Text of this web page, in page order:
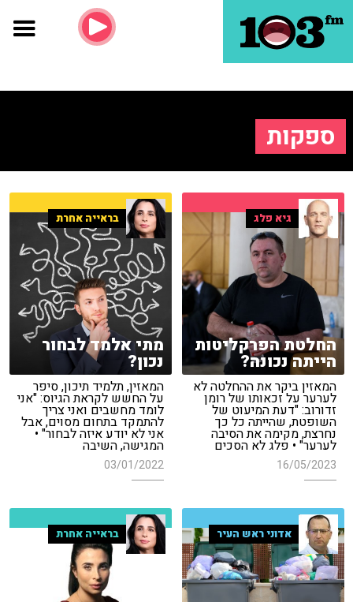
ספקות
גיא פלג
החלטת הפרקליטות
הייתה נכונה?
המאזין ביקר את ההחלטה לא
לערער על זכאותו של רומן
זדורוב: "דעת המיעוט של
השופטת, שהייתה כל כך
נחרצת, מקימה את הסיבה
לערער" • פלג לא הסכים
16/05/2023
בראייה אחרת
מתי אלמד לבחור
נכון?
המאזין, תלמיד תיכון, סיפר
על החשש לקראת הגיוס: "אני
לומד מחשבים ואני צריך
להתמקד בתחום מסוים, אבל
אני לא יודע איזה לבחור" •
המגישה, השיבה
03/01/2022
אדוני ראש העיר בראייה אחרת